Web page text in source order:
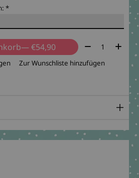
*
— €54,90 Menge:
Zur Wunschliste hinzufügen